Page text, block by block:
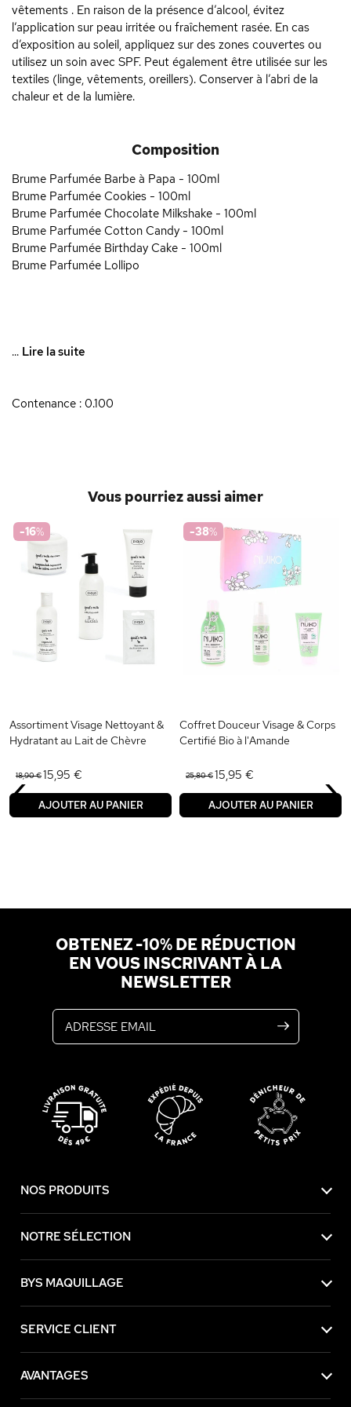
vêtements . En raison de la présence d’alcool, évitez
l’application sur peau irritée ou fraîchement rasée. En cas
d’exposition au soleil, appliquez sur des zones couvertes ou
utilisez un soin avec SPF. Peut également être utilisée sur les
textiles (linge, vêtements, oreillers). Conserver à l’abri de la
chaleur et de la lumière.
Composition
Brume Parfumée Barbe à Papa - 100ml
Brume Parfumée Cookies - 100ml
Brume Parfumée Chocolate Milkshake - 100ml
Brume Parfumée Cotton Candy - 100ml
Brume Parfumée Birthday Cake - 100ml
Brume Parfumée Lollipo
... Lire la suite
Contenance : 0.100
Vous pourriez aussi aimer
-16%
Assortiment Visage Nettoyant &
Hydratant au Lait de Chèvre
18,90 €15,95 €
AJOUTER AU PANIER
-38%
Coffret Douceur Visage & Corps
Certifié Bio à l'Amande
25,80 €15,95 €
AJOUTER AU PANIER
‹ ›
OBTENEZ -10% DE RÉDUCTION
EN VOUS INSCRIVANT À LA
NEWSLETTER
NOS PRODUITS
NOTRE SÉLECTION
BYS MAQUILLAGE
SERVICE CLIENT
AVANTAGES